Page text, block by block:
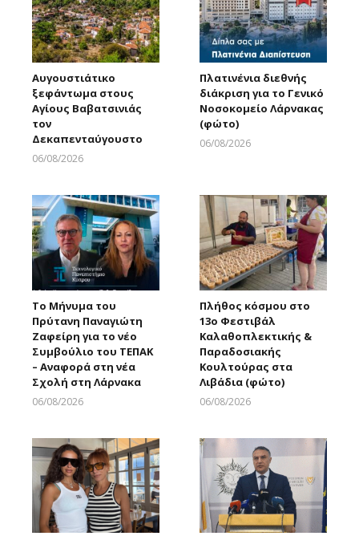
Αυγουστιάτικο
ξεφάντωμα στους
Αγίους Βαβατσινιάς
τον
Δεκαπενταύγουστο
06/08/2026
Πλατινένια διεθνής
διάκριση για το Γενικό
Νοσοκομείο Λάρνακας
(φώτο)
06/08/2026
Το Μήνυμα του
Πρύτανη Παναγιώτη
Ζαφείρη για το νέο
Συμβούλιο του ΤΕΠΑΚ
– Αναφορά στη νέα
Σχολή στη Λάρνακα
06/08/2026
Πλήθος κόσμου στο
13ο Φεστιβάλ
Καλαθοπλεκτικής &
Παραδοσιακής
Κουλτούρας στα
Λιβάδια (φώτο)
06/08/2026